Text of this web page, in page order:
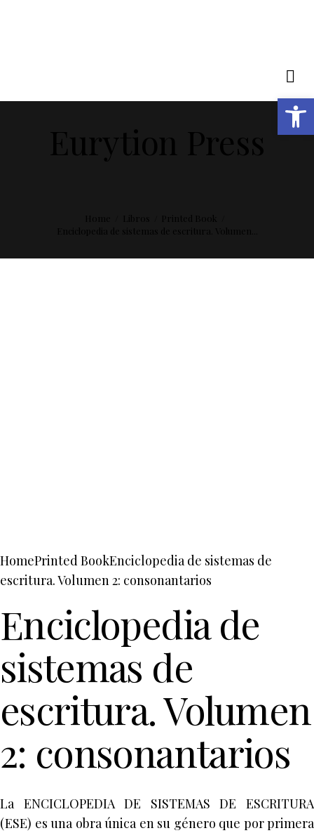
HomePrinted BookEnciclopedia de sistemas de
escritura. Volumen 2: consonantarios
Enciclopedia de
sistemas de
escritura. Volumen
2: consonantarios
La ENCICLOPEDIA DE SISTEMAS DE ESCRITURA
(ESE) es una obra única en su género que por primera
Open toolbar